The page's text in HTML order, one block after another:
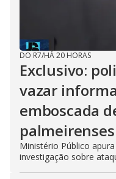
DO R7/HÁ 20 HORAS
Exclusivo:
vazar
emboscada
palmeirenses
Ministério Público
investigação sobre